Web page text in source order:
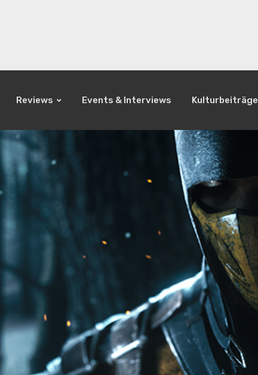
Reviews Events & Interviews Kulturbeiträge